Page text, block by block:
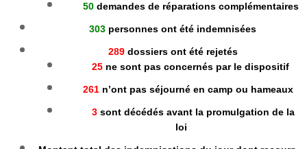
50demandes de réparations complémentaires
303 personnes ont été indemnisées
289dossiers ont été rejetés
25 ne sont pas concernés par le dispositif
261n’ont pas séjourné en camp ou hameaux
3 sont décédés avant la promulgation de la
loi